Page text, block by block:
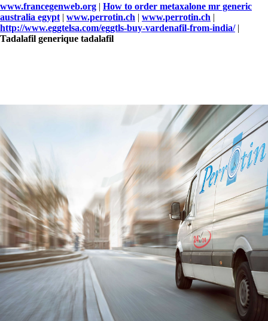
www.francegenweb.org | How to order metaxalone mr generic
australia egypt | www.perrotin.ch | www.perrotin.ch |
http://www.eggtelsa.com/eggtls-buy-vardenafil-from-india/|
Tadalafil generique tadalafil